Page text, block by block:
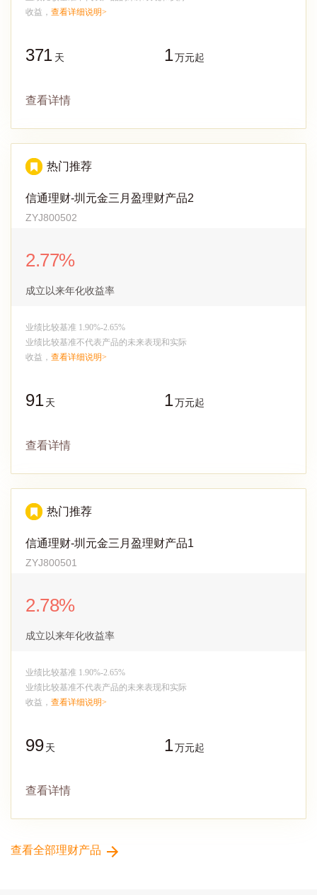
收益， 查看详细说明>
371 天 1万元起
查看详情
热门推荐
信通理财-圳元金三月盈理财产品2
ZYJ800502
2.77%
成立以来年化收益率
业绩比较基准 1.90%-2.65%
业绩比较基准不代表产品的未来表现和实际
收益， 查看详细说明>
91 天 1万元起
查看详情
热门推荐
信通理财-圳元金三月盈理财产品1
ZYJ800501
2.78%
成立以来年化收益率
业绩比较基准 1.90%-2.65%
业绩比较基准不代表产品的未来表现和实际
收益， 查看详细说明>
99 天 1万元起
查看详情
查看全部理财产品